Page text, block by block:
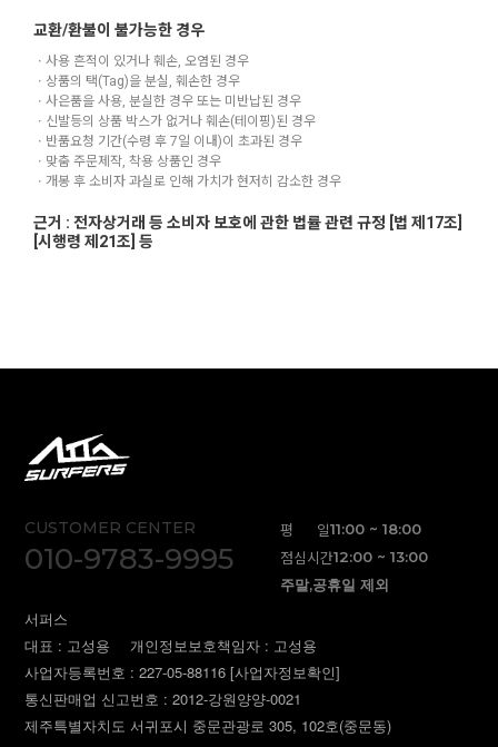
교환/환불이 불가능한 경우
ㆍ사용 흔적이 있거나 훼손, 오염된 경우
ㆍ상품의 택(Tag)을 분실, 훼손한 경우
ㆍ사은품을 사용, 분실한 경우 또는 미반납된 경우
ㆍ신발등의 상품 박스가 없거나 훼손(테이핑)된 경우
ㆍ반품요청 기간(수령 후 7일 이내)이 초과된 경우
ㆍ맞춤 주문제작, 착용 상품인 경우
ㆍ개봉 후 소비자 과실로 인해 가치가 현저히 감소한 경우
근거 : 전자상거래 등 소비자 보호에 관한 법률 관련 규정 [법 제17조]
[시행령 제21조] 등
CUSTOMER CENTER
010-9783-9995
평 일11:00 ~ 18:00
점심시간12:00 ~ 13:00
주말,공휴일 제외
서퍼스
대표 : 고성용
개인정보보호책임자 : 고성용
사업자등록번호 : 227-05-88116[사업자정보확인]
통신판매업 신고번호 : 2012-강원양양-0021
제주특별자치도 서귀포시 중문관광로 305, 102호(중문동)